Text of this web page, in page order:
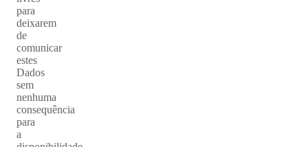
para
deixarem
de
comunicar
estes
Dados
sem
nenhuma
consequência
para
a